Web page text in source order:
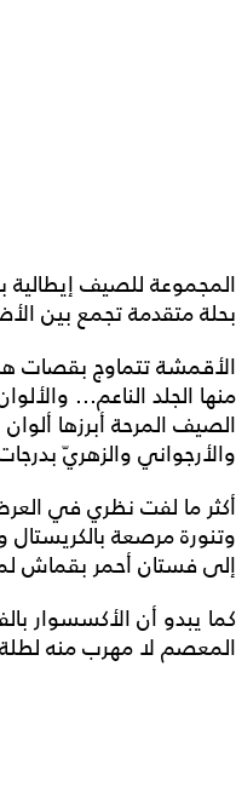
المجموعة للصيف إيطالية
بحلة متقدمة تجمع بين
الأقمشة تتماوج بقصات
منها الجلد الناعم...
الصيف المرحة أبرزها
والأرجواني والزهريّ
أكثر ما لفت نظري في
وتنورة مرصعة
إلى فستان أحمر بقماش
كما يبدو أن الأكسسوار
المعصم لا مهرب منه